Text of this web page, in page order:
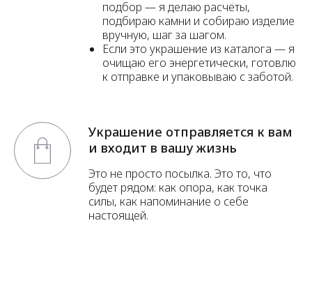
подбор — я делаю расчёты,
подбираю камни и собираю изделие
вручную, шаг за шагом.
Если это украшение из каталога — я
очищаю его энергетически, готовлю
к отправке и упаковываю с заботой.
Украшение отправляется к вам
и входит в вашу жизнь
Это не просто посылка. Это то, что
будет рядом: как опора, как точка
силы, как напоминание о себе
настоящей.